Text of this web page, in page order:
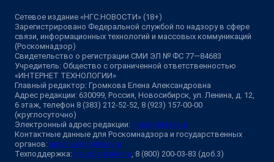
Сетевое издание «НГС.НОВОСТИ» (18+)
Зарегистрировано Федеральной службой по надзору в сфере
связи, информационных технологий и массовых коммуникаций
(Роскомнадзор)
Свидетельство о регистрации СМИ ЭЛ № ФС 77—84683
Учредитель: Общество с ограниченной ответственностью
«ИНТЕРНЕТ ТЕХНОЛОГИИ»
Главный редактор: Громкова Елена Александровна
Адрес редакции: 630099, Россия, Новосибирск, ул. Ленина, д. 12,
6 этаж, телефон 8 (383) 212-52-52, 8 (923) 157-00-00
(круглосуточно)
Электронный адрес редакции: ngs@shkulev.ru
Контактные данные для Роскомнадзора и государственных
органов: juristnsk@shkulev.ru
Техподдержка: help@shkulev.ru , 8 (800) 200-03-83 (доб.3)